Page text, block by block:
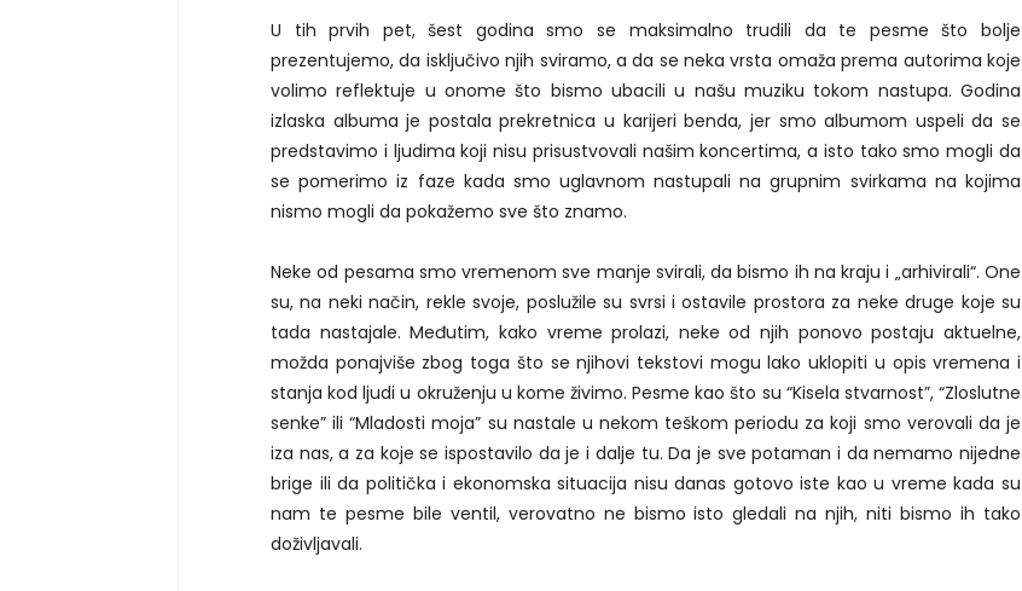
U tih prvih pet, šest godina smo se maksimalno trudili da te pesme što bolje
prezentujemo, da isključivo njih sviramo, a da se neka vrsta omaža prema autorima koje
volimo reflektuje u onome što bismo ubacili u našu muziku tokom nastupa. Godina
izlaska albuma je postala prekretnica u karijeri benda, jer smo albumom uspeli da se
predstavimo i ljudima koji nisu prisustvovali našim koncertima, a isto tako smo mogli da
se pomerimo iz faze kada smo uglavnom nastupali na grupnim svirkama na kojima
nismo mogli da pokažemo sve što znamo.
Neke od pesama smo vremenom sve manje svirali, da bismo ih na kraju i „arhivirali“. One
su, na neki način, rekle svoje, poslužile su svrsi i ostavile prostora za neke druge koje su
tada nastajale. Međutim, kako vreme prolazi, neke od njih ponovo postaju aktuelne,
možda ponajviše zbog toga što se njihovi tekstovi mogu lako uklopiti u opis vremena i
stanja kod ljudi u okruženju u kome živimo. Pesme kao što su “Kisela stvarnost”, “Zloslutne
senke” ili “Mladosti moja” su nastale u nekom teškom periodu za koji smo verovali da je
iza nas, a za koje se ispostavilo da je i dalje tu. Da je sve potaman i da nemamo nijedne
brige ili da politička i ekonomska situacija nisu danas gotovo iste kao u vreme kada su
nam te pesme bile ventil, verovatno ne bismo isto gledali na njih, niti bismo ih tako
doživljavali.